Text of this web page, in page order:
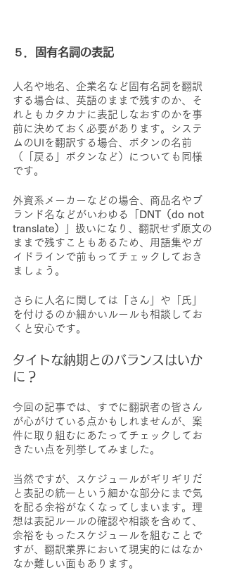
５．固有名詞の表記
人名や地名、企業名など固有名詞を翻訳
する場合は、英語のままで残すのか、そ
れともカタカナに表記しなおすのかを事
前に決めておく必要があります。システ
ムのUIを翻訳する場合、ボタンの名前
（「戻る」ボタンなど）についても同様
です。
外資系メーカーなどの場合、商品名やブ
ランド名などがいわゆる「
DNT（do not
translate）
」扱いになり、翻訳せず原文の
ままで残すこともあるため、用語集やガ
イドラインで前もってチェックしておき
ましょう。
さらに人名に関しては「さん」や「氏」
を付けるのか細かいルールも相談してお
くと安心です。
タイトな納期とのバランスはいか
に？
今回の記事では、すでに翻訳者の皆さん
が心がけている点かもしれませんが、案
件に取り組むにあたってチェックしてお
きたい点を列挙してみました。
当然ですが、スケジュールがギリギリだ
と表記の統一という細かな部分にまで気
を配る余裕がなくなってしまいます。理
想は表記ルールの確認や相談を含めて、
余裕をもったスケジュールを組むことで
すが、翻訳業界において現実的にはなか
なか難しい面もあります。